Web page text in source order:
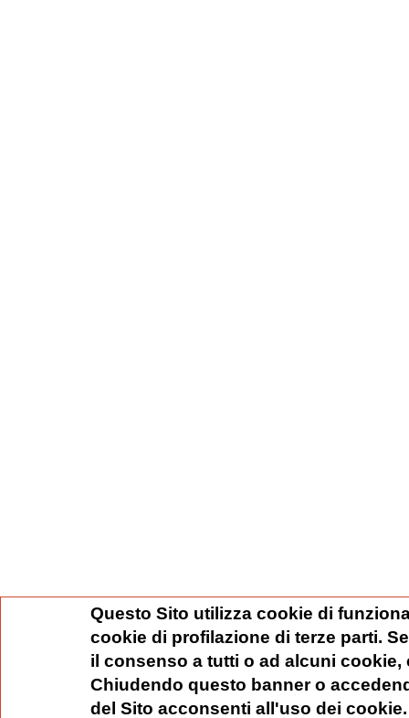
Questo Sito utilizza cookie di
cookie di profilazione di terze parti.
il consenso a tutti o ad alcuni
Chiudendo questo banner o
del Sito acconsenti all'uso dei cookie.